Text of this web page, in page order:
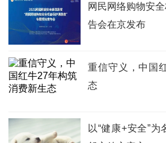
网民网络购物安
告会在京发布
重信守义，中国
态
以“健康+安全”